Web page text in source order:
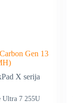
Gen 13
X serija
Ultra 7 255U